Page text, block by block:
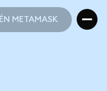
METAMASK